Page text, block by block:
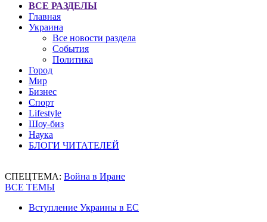
ВСЕ РАЗДЕЛЫ
Главная
Украина
Все новости раздела
События
Политика
Город
Мир
Бизнес
Спорт
Lifestyle
Шоу-биз
Наука
БЛОГИ ЧИТАТЕЛЕЙ
СПЕЦТЕМА: Война в Иране
ВСЕ ТЕМЫ
Вступление Украины в ЕС